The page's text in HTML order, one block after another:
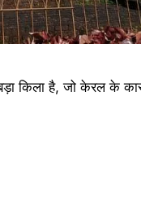
किला है, जो केरल के